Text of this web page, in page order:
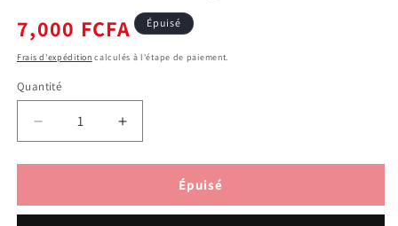
Prix
habituel
7,000 FCFA Épuisé
Frais d'expédition calculés à l'étape de paiement.
Quantité
Quantité
Réduire
la
quantité
Gelée
Augmenter
la
quantité
Gelée
Épuisé